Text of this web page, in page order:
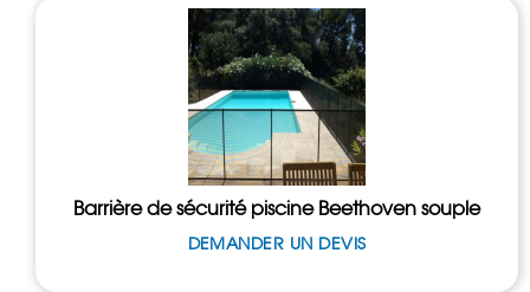
Barrière de sécurité piscine Beethoven souple
DEMANDER UN DEVIS